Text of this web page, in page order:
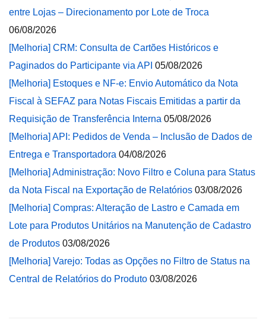
entre Lojas – Direcionamento por Lote de Troca
06/08/2026
[Melhoria] CRM: Consulta de Cartões Históricos e
Paginados do Participante via API 05/08/2026
[Melhoria] Estoques e NF-e: Envio Automático da Nota
Fiscal à SEFAZ para Notas Fiscais Emitidas a partir da
Requisição de Transferência Interna 05/08/2026
[Melhoria] API: Pedidos de Venda – Inclusão de Dados de
Entrega e Transportadora 04/08/2026
[Melhoria] Administração: Novo Filtro e Coluna para Status
da Nota Fiscal na Exportação de Relatórios 03/08/2026
[Melhoria] Compras: Alteração de Lastro e Camada em
Lote para Produtos Unitários na Manutenção de Cadastro
de Produtos 03/08/2026
[Melhoria] Varejo: Todas as Opções no Filtro de Status na
Central de Relatórios do Produto 03/08/2026